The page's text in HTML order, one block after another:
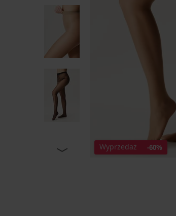
Wyprzedaż -60%